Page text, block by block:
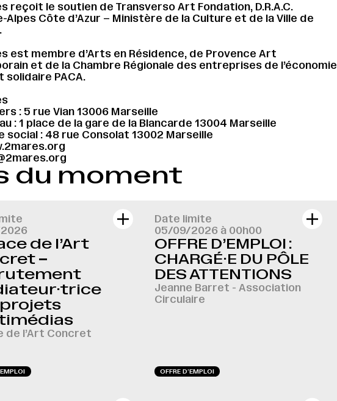
reçoit le soutien de Transverso Art Fondation, D.R.A.C.
Alpes Côte d’Azur – Ministère de la Culture et de la Ville de
est membre d’Arts en Résidence, de Provence Art
et de la Chambre Régionale des entreprises de l’économie
solidaire PACA.
: 5 rue Vian 13006 Marseille
: 1 place de la gare de la Blancarde 13004 Marseille
social : 48 rue Consolat 13002 Marseille
du moment
de l’Art
–
de l’Art Concret
Date limite
05/09/2026 à 00h00
OFFRE D’EMPLOI :
CHARGÉ·E DU PÔLE
DES ATTENTIONS
Jeanne Barret - Association
Circulaire
OFFRE D‘EMPLOI